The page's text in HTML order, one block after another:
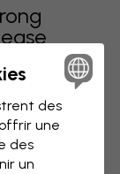
des
une
des
un